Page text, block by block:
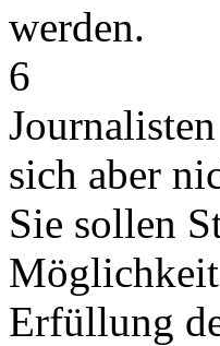
werden.
6
sich aber
Sie sollen
Erfüllung